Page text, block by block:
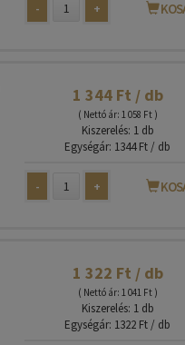
- +
1 344 Ft / db
( Nettó ár: 1 058 Ft )
Kiszerelés: 1 db
Egységár: 1344 Ft / db
- +
1 322 Ft / db
( Nettó ár: 1 041 Ft )
Kiszerelés: 1 db
Egységár: 1322 Ft / db